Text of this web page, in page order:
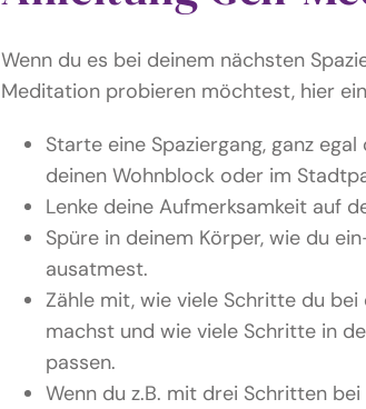
Wenn du es bei deinem nächsten
Meditation probieren möchtest, hier
Starte eine Spaziergang, ganz
deinen Wohnblock oder im
Lenke deine Aufmerksamkeit auf
Spüre in deinem Körper, wie du
ausatmest.
Zähle mit, wie viele Schritte du bei
machst und wie viele Schritte in
passen.
Wenn du z.B. mit drei Schritten